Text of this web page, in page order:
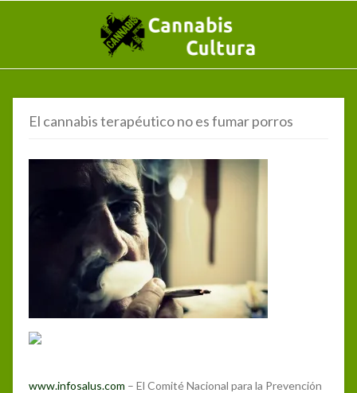
El cannabis terapéutico no es fumar porros
www.infosalus.com – El Comité Nacional para la Prevención